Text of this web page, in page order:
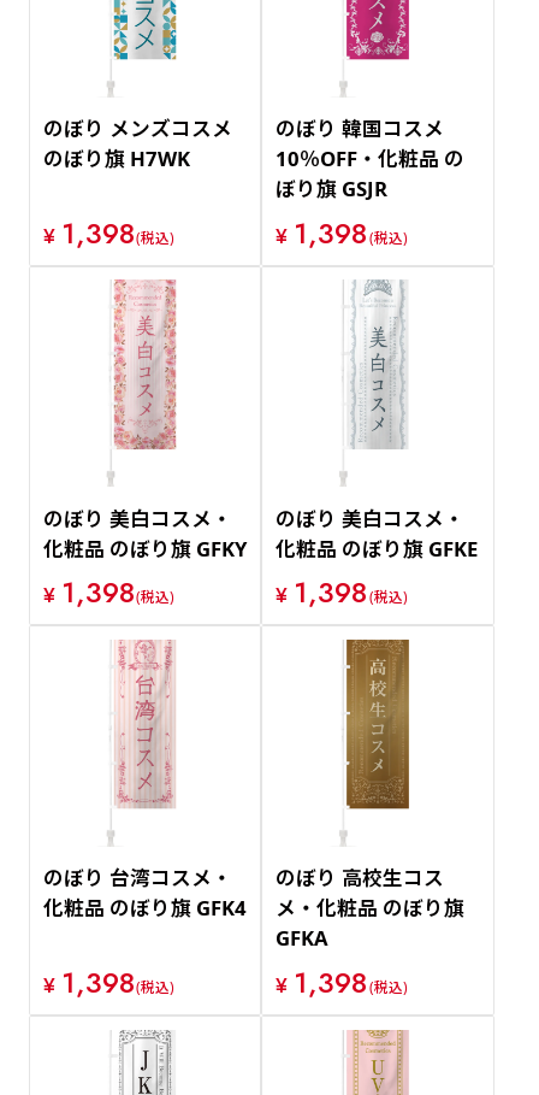
のぼり メンズコスメ
のぼり旗 H7WK
¥ 1,398(税込)
のぼり 韓国コスメ
10％OFF・化粧品 の
ぼり旗 GSJR
¥ 1,398(税込)
のぼり 美白コスメ・
化粧品 のぼり旗 GFKY
¥ 1,398(税込)
のぼり 美白コスメ・
化粧品 のぼり旗 GFKE
¥ 1,398(税込)
のぼり 台湾コスメ・
化粧品 のぼり旗 GFK4
¥ 1,398(税込)
のぼり 高校生コス
メ・化粧品 のぼり旗
GFKA
¥ 1,398(税込)